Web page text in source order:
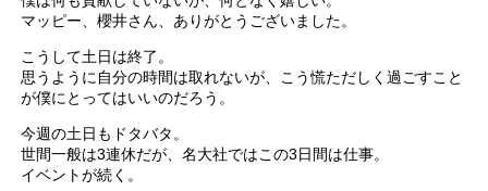
マッピー、櫻井さん、ありがとうございました。
こうして土日は終了。
思うように自分の時間は取れないが、こう慌ただしく過ごすこと
が僕にとってはいいのだろう。
今週の土日もドタバタ。
世間一般は3連休だが、名大社ではこの3日間は仕事。
イベントが続く。